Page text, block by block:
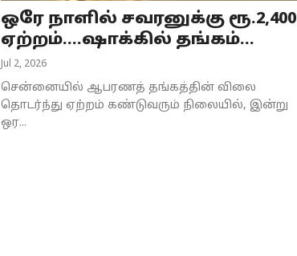
ஒரே நாளில் சவரனுக்கு ரூ.2,400
ஏற்றம்....ஷாக்கில் தங்கம்...
Jul 2, 2026
சென்னையில் ஆபரணத் தங்கத்தின் விலை
தொடர்ந்து ஏற்றம் கண்டுவரும் நிலையில், இன்று
ஒர...